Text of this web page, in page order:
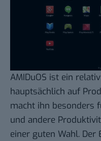
AMIDuOS ist ein
hauptsächlich auf
macht ihn besonders
und andere
einer guten Wahl.